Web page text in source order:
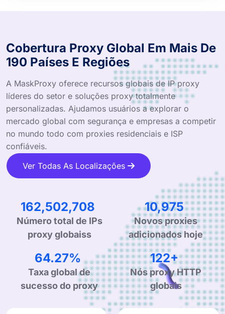
Cobertura Proxy Global Em Mais De
190 Países E Regiões
A MaskProxy oferece recursos globais de IP proxy
líderes do setor e soluções proxy totalmente
personalizadas. Ajudamos usuários a explorar o
mercado global com segurança e empresas a competir
no mundo todo com proxies residenciais e ISP
confiáveis.
Ver Todas As Localizações
252,557,495
Número total de IPs
proxy globaiss
17,058
Novos proxies
adicionados hoje
99.90%
Taxa global de
sucesso do proxy
190+
Nós proxy HTTP
globais